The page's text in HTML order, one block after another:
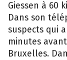
Giessen à 60
Dans son
suspects qui
minutes
Bruxelles.